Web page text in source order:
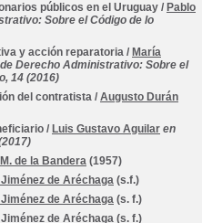
públicos en el Uruguay / Pablo
Sobre el Código de lo
y acción reparatoria / María
Derecho Administrativo: Sobre el
14 (2016)
del contratista / Augusto Durán
/ Luis Gustavo Aguilar en
de la Bandera (1957)
de Aréchaga (s.f.)
de Aréchaga (s. f.)
de Aréchaga (s. f.)